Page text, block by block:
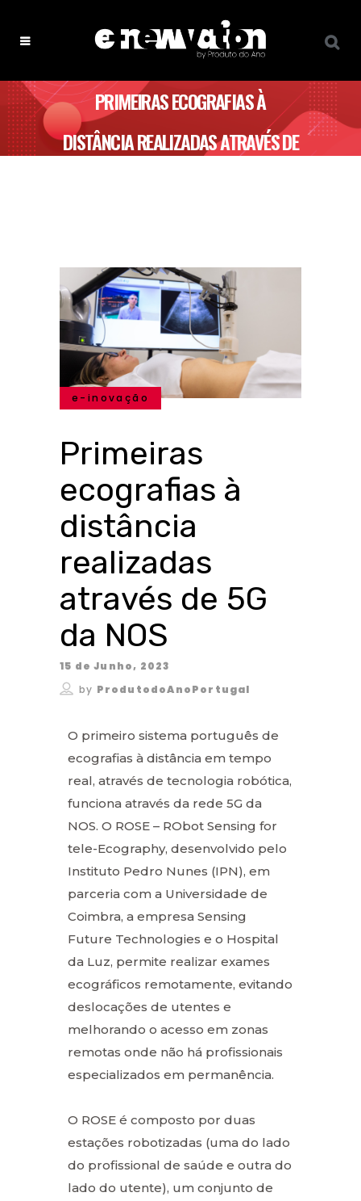
PRIMEIRAS ECOGRAFIAS À
DISTÂNCIA REALIZADAS ATRAVÉS DE
e-inovação
Primeiras
ecografias à
distância
realizadas
através de 5G
da NOS
15 de Junho, 2023
by ProdutodoAnoPortugal
O primeiro sistema português de
ecografias à distância em tempo
real, através de tecnologia robótica,
funciona através da rede 5G da
NOS. O ROSE – RObot Sensing for
tele-Ecography, desenvolvido pelo
Instituto Pedro Nunes (IPN), em
parceria com a Universidade de
Coimbra, a empresa Sensing
Future Technologies e o Hospital
da Luz, permite realizar exames
ecográficos remotamente, evitando
deslocações de utentes e
melhorando o acesso em zonas
remotas onde não há profissionais
especializados em permanência.
O ROSE é composto por duas
estações robotizadas (uma do lado
do profissional de saúde e outra do
lado do utente), um conjunto de